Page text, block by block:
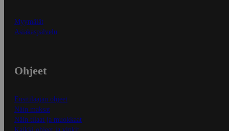
Myymälät
Asiakaspalvelu
Ohjeet
Ensitilaajan ohjeet
Näin maksat
Näin tilaat ja muokkaat